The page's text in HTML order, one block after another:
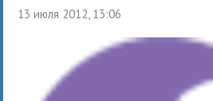
13 июля 2012, 13:06